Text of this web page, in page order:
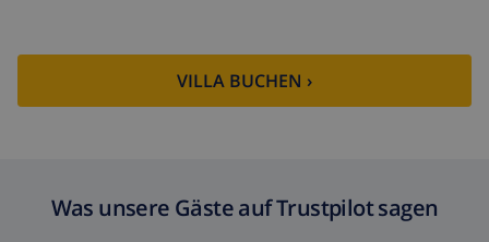
VILLA BUCHEN ›
Was unsere Gäste auf Trustpilot sagen